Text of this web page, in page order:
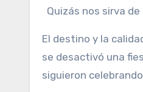
Quizás nos sirva
El destino y la
se desactivó una
siguieron